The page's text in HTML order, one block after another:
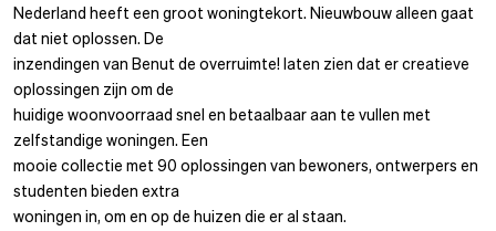
Nederland heeft een groot woningtekort. Nieuwbouw alleen gaat
dat niet oplossen. De
inzendingen van Benut de overruimte! laten zien dat er creatieve
oplossingen zijn om de
huidige woonvoorraad snel en betaalbaar aan te vullen met
zelfstandige woningen. Een
mooie collectie met 90 oplossingen van bewoners, ontwerpers en
studenten bieden extra
woningen in, om en op de huizen die er al staan.